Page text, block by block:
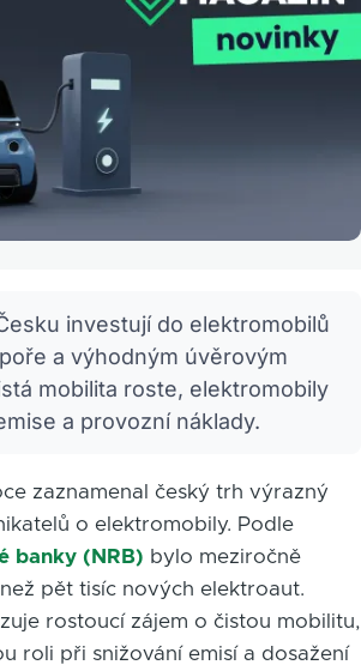
investují do elektromobilů
a výhodným úvěrovým
mobilita roste, elektromobily
a provozní náklady.
zaznamenal český trh výrazný
o elektromobily. Podle
banky (NRB) bylo meziročně
pět tisíc nových elektroaut.
rostoucí zájem o čistou mobilitu,
roli při snižování emisí a dosažení